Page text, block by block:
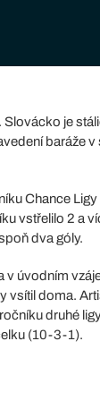
je
baráže
Chance
vstřelilo 2 a
dva góly.
v úvodním
doma.
druhé
(10-3-1).